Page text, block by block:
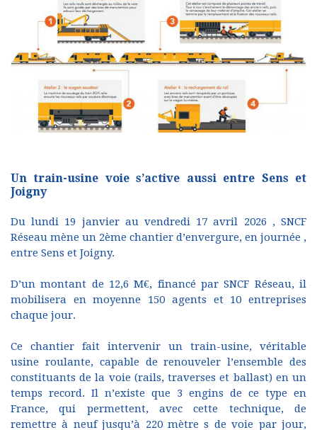
Un train-usine voie s’active aussi entre Sens et
Joigny
Du lundi 19 janvier au vendredi 17 avril 2026 , SNCF
Réseau mène un 2ème chantier d’envergure, en journée ,
entre Sens et Joigny.
D’un montant de 12,6 M€, financé par SNCF Réseau, il
mobilisera en moyenne 150 agents et 10 entreprises
chaque jour.
Ce chantier fait intervenir un train-usine, véritable
usine roulante, capable de renouveler l’ensemble des
constituants de la voie (rails, traverses et ballast) en un
temps record. Il n’existe que 3 engins de ce type en
France, qui permettent, avec cette technique, de
remettre à neuf jusqu’à 220 mètre s de voie par jour,